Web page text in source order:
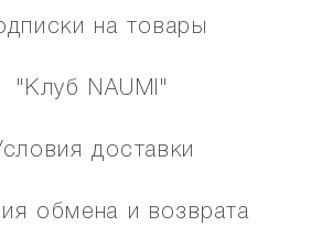
на товары
"Клуб NAUMI"
доставки
обмена и возврата